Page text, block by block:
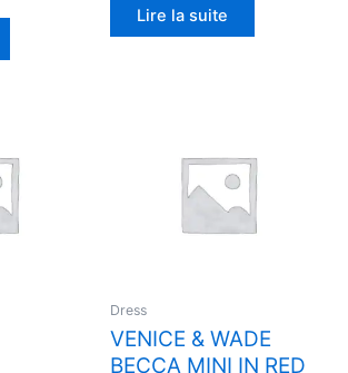
Lire la suite
Dress
VENICE & WADE
BECCA MINI IN RED